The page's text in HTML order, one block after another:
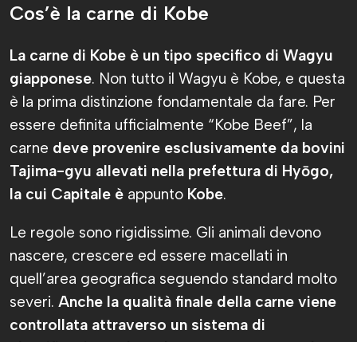
Cos’è la carne di Kobe
La carne di Kobe è un tipo specifico di Wagyu
giapponese. Non tutto il Wagyu è Kobe, e questa
è la prima distinzione fondamentale da fare. Per
essere definita ufficialmente “Kobe Beef”, la
carne deve provenire esclusivamente da bovini
Tajima-gyu allevati nella prefettura di Hyōgo,
la cui Capitale è appunto Kobe.
Le regole sono rigidissime. Gli animali devono
nascere, crescere ed essere macellati in
quell’area geografica seguendo standard molto
severi. Anche la qualità finale della carne viene
controllata attraverso un sistema di